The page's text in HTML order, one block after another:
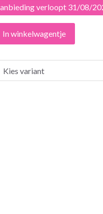
verloopt 31/08/
In winkelwagentje